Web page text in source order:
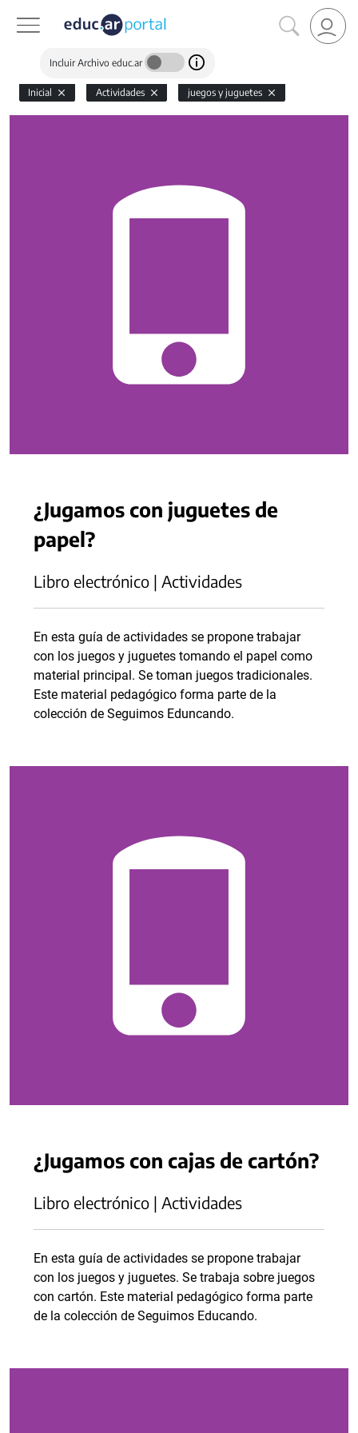
Incluir Archivo educ.ar
Inicial Actividades juegos y juguetes
¿Jugamos con juguetes de
papel?
Libro electrónico | Actividades
En esta guía de actividades se propone trabajar
con los juegos y juguetes tomando el papel como
material principal. Se toman juegos tradicionales.
Este material pedagógico forma parte de la
colección de Seguimos Eduncando.
¿Jugamos con cajas de cartón?
Libro electrónico | Actividades
En esta guía de actividades se propone trabajar
con los juegos y juguetes. Se trabaja sobre juegos
con cartón. Este material pedagógico forma parte
de la colección de Seguimos Educando.